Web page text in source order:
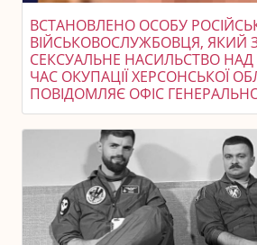
ВСТАНОВЛЕНО ОСОБУ
ВІЙСЬКОВОСЛУЖБОВЦЯ, ЯКИЙ
СЕКСУАЛЬНЕ НАСИЛЬСТВО
ЧАС ОКУПАЦІЇ ХЕРСОНСЬКОЇ
ПОВІДОМЛЯЄ ОФІС